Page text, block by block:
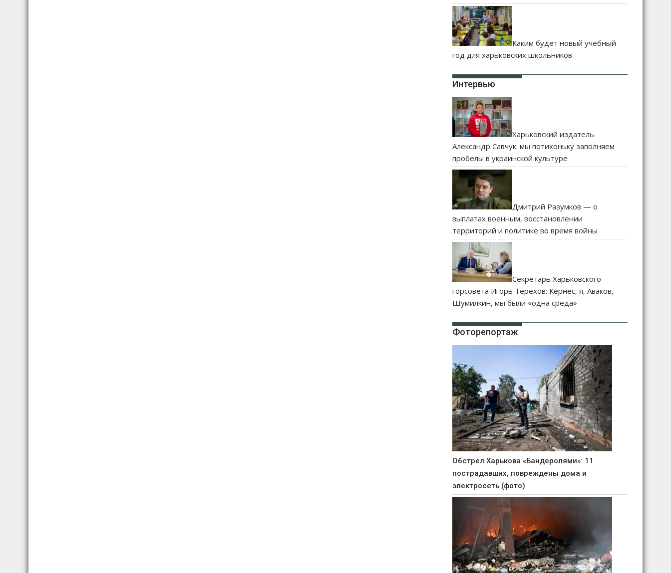
Каким будет новый учебный
год для харьковских школьников
Интервью
Харьковский издатель
Александр Савчук: мы потихоньку заполняем
пробелы в украинской культуре
Дмитрий Разумков — о
выплатах военным, восстановлении
территорий и политике во время войны
Секретарь Харьковского
горсовета Игорь Терехов: Кернес, я, Аваков,
Шумилкин, мы были «одна среда»
Фоторепортаж
Обстрел Харькова «Бандеролями»: 11
пострадавших, повреждены дома и
электросеть (фото)